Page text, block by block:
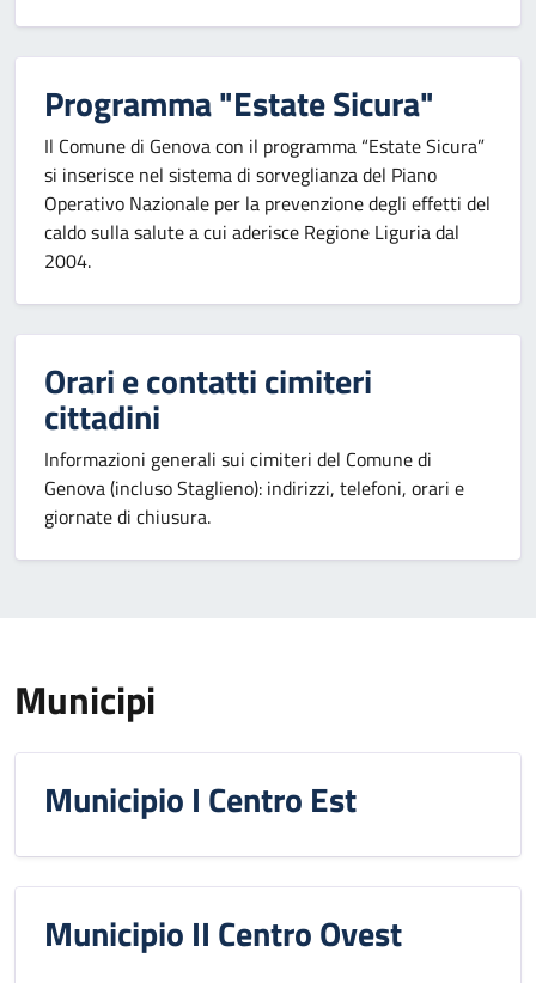
Programma "Estate Sicura"
Il Comune di Genova con il programma “Estate Sicura”
si inserisce nel sistema di sorveglianza del Piano
Operativo Nazionale per la prevenzione degli effetti del
caldo sulla salute a cui aderisce Regione Liguria dal
2004.
Orari e contatti cimiteri
cittadini
Informazioni generali sui cimiteri del Comune di
Genova (incluso Staglieno): indirizzi, telefoni, orari e
giornate di chiusura.
Municipi
Municipio I Centro Est
Municipio II Centro Ovest